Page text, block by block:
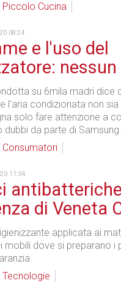
Piccolo Cucina
08:24
e l'uso del
nessun
su 6mila madri dice
l'aria condizionata non
solo fare attenzione a
dubbi da parte di Samsung.
Consumatori
11:34
di Veneta
applicata ai
mobili dove si preparano i
Tecnologie